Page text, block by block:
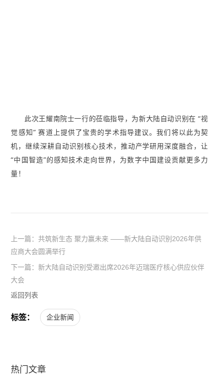
此次王耀南院士一行的莅临指导，为新大陆自动识别在 “视
觉感知” 赛道上提供了宝贵的学术指导建议。我们将以此为契
机，继续深耕自动识别核心技术，推动产学研用深度融合，让
“中国智造”的感知技术走向世界，为数字中国建设贡献更多力
量！
上一篇：共筑新生态 聚力赢未来 ——新大陆自动识别2026年供
应商大会圆满举行
下一篇：新大陆自动识别受邀出席2026年迈瑞医疗核心供应伙伴
大会
返回列表
标签： 企业新闻
热门文章